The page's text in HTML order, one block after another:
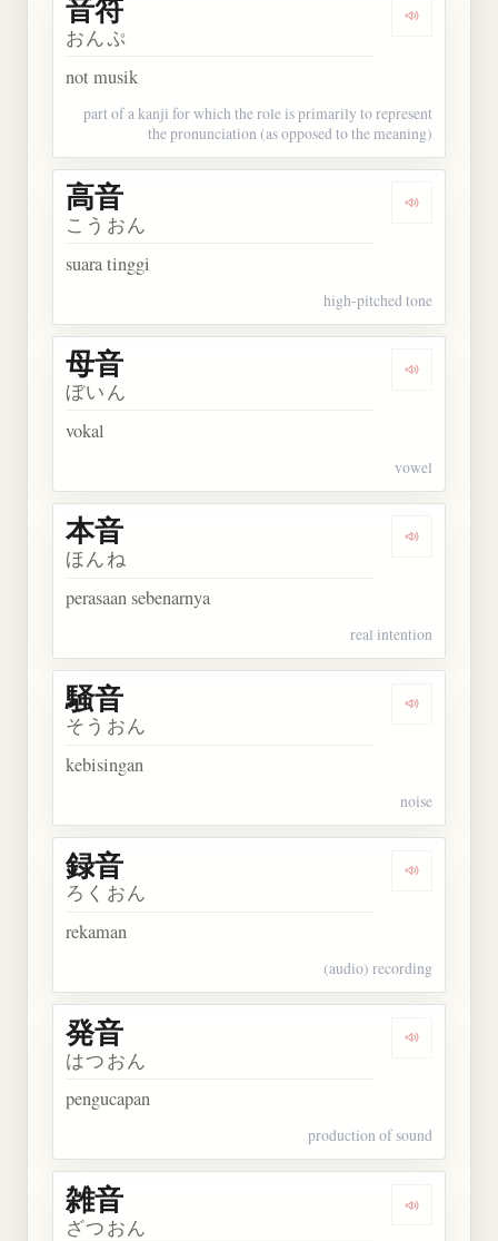
Dengarkan
音符
おんぷ
not musik
part of a kanji for which the role is primarily to represent
the pronunciation (as opposed to the meaning)
Dengarkan
高音
こうおん
suara tinggi
high-pitched tone
Dengarkan
母音
ぼいん
vokal
vowel
Dengarkan
本音
ほんね
perasaan sebenarnya
real intention
Dengarkan
騒音
そうおん
kebisingan
noise
Dengarkan
録音
ろくおん
rekaman
(audio) recording
Dengarkan
発音
はつおん
pengucapan
production of sound
Dengarkan
雑音
ざつおん